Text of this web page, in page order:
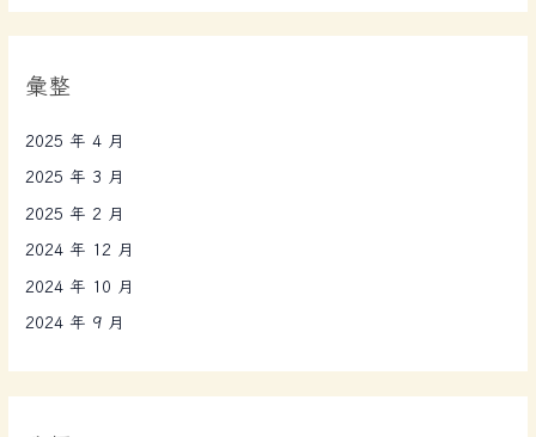
彙整
2025 年 4 月
2025 年 3 月
2025 年 2 月
2024 年 12 月
2024 年 10 月
2024 年 9 月